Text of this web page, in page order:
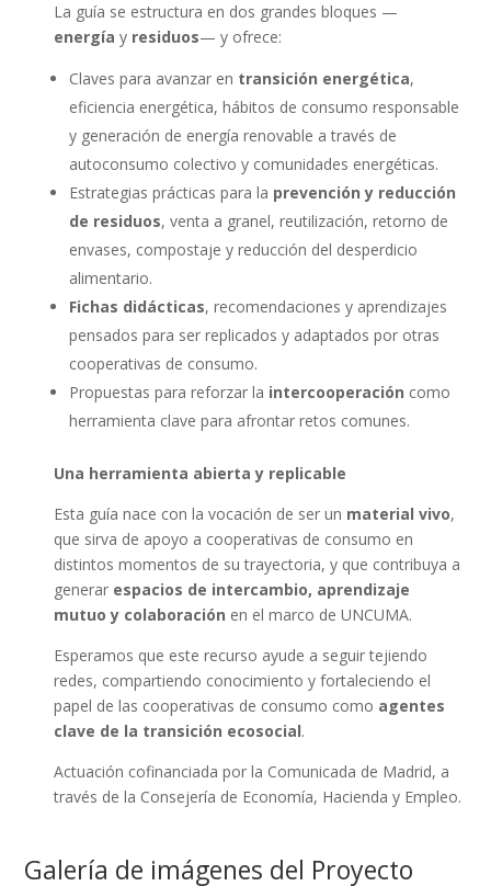
La guía se estructura en dos grandes bloques —
energía y residuos— y ofrece:
Claves para avanzar en transición energética,
eficiencia energética, hábitos de consumo responsable
y generación de energía renovable a través de
autoconsumo colectivo y comunidades energéticas.
Estrategias prácticas para la prevención y reducción
de residuos, venta a granel, reutilización, retorno de
envases, compostaje y reducción del desperdicio
alimentario.
Fichas didácticas, recomendaciones y aprendizajes
pensados para ser replicados y adaptados por otras
cooperativas de consumo.
Propuestas para reforzar la intercooperación como
herramienta clave para afrontar retos comunes.
Una herramienta abierta y replicable
Esta guía nace con la vocación de ser un material vivo,
que sirva de apoyo a cooperativas de consumo en
distintos momentos de su trayectoria, y que contribuya a
generar espacios de intercambio, aprendizaje
mutuo y colaboración en el marco de UNCUMA.
Esperamos que este recurso ayude a seguir tejiendo
redes, compartiendo conocimiento y fortaleciendo el
papel de las cooperativas de consumo como agentes
clave de la transición ecosocial.
Actuación cofinanciada por la Comunicada de Madrid, a
través de la Consejería de Economía, Hacienda y Empleo.
Galería de imágenes del Proyecto